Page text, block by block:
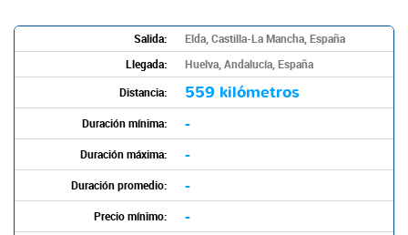
Salida:
Elda, Castilla-La Mancha, España
Llegada:
Huelva, Andalucía, España
Distancia:
559 kilómetros
Duración mínima: -
Duración máxima: -
Duración promedio: -
Precio mínimo: -